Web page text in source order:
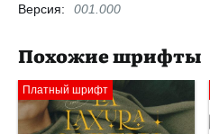
Версия: 001.000
Похожие шрифты
Платный шрифт